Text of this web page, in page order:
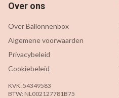
Over ons
Over Ballonnenbox
Algemene voorwaarden
Privacybeleid
Cookiebeleid
KVK: 54349583
BTW: NL002127781B75